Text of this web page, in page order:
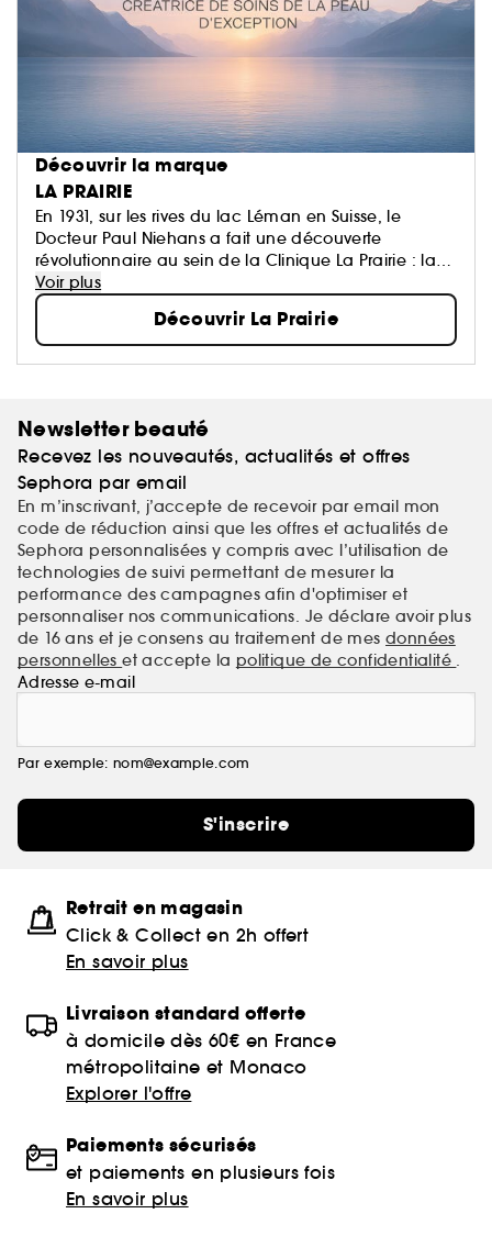
Découvrir la marque
LA PRAIRIE
En 1931, sur les rives du lac Léman en Suisse, le
Docteur Paul Niehans a fait une découverte
révolutionnaire au sein de la Clinique La Prairie : la
thérapie cellulaire est le secret de la longévité.
S'appuyant sur cette découverte exceptionnelle, La
Prairie élève la science au rang d'art en
sélectionnant des ingrédients précieux enrichis en
olfactives vibrantes, présentées dans des flacons
luxueux.
Voir plus
Découvrir La Prairie
Newsletter beauté
Recevez les nouveautés, actualités et offres
Sephora par email
En m’inscrivant, j’accepte de recevoir par email mon
code de réduction ainsi que les offres et actualités de
Sephora personnalisées y compris avec l’utilisation de
technologies de suivi permettant de mesurer la
performance des campagnes afin d'optimiser et
personnaliser nos communications. Je déclare avoir plus
de 16 ans et je consens au traitement de mes données
personnelleset accepte la politique de confidentialité
Adresse e-mail
Par exemple: nom@example.com
S'inscrire
Retrait en magasin
Click & Collect en 2h offert
En savoir plus
Livraison standard offerte
à domicile dès 60€ en France
métropolitaine et Monaco
Explorer l'offre
Paiements sécurisés
et paiements en plusieurs fois
En savoir plus